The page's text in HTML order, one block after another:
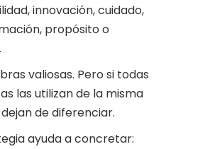
innovación, cuidado,
propósito o
valiosas. Pero si todas
las utilizan de la misma
de diferenciar.
ayuda a concretar: